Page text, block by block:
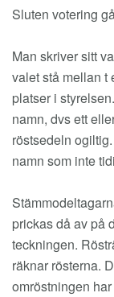
Sluten votering
Man skriver sitt
valet stå mellan t
platser i
namn, dvs ett
röstsedeln
namn som inte
prickas då av på
teckningen.
räknar rösterna.
omröstningen